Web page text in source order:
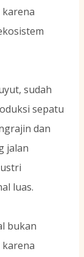
sudah
sepatu
dan
jalan
luas.
bukan